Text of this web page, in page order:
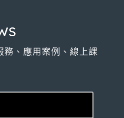
務、應用案例、線上課